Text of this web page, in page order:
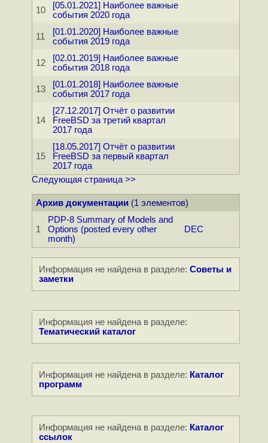
10
[05.01.2021] Наиболее важные
события 2020 года
11
[01.01.2020] Наиболее важные
события 2019 года
12
[02.01.2019] Наиболее важные
события 2018 года
13
[01.01.2018] Наиболее важные
события 2017 года
14
[27.12.2017] Отчёт о развитии
FreeBSD за третий квартал
2017 года
15
[18.05.2017] Отчёт о развитии
FreeBSD за первый квартал
2017 года
Следующая страница >>
Архив документации(1 элементов)
1
PDP-8 Summary of Models and
Options (posted every other
month)
DEC
Информация не найдена в разделе: Советы и
заметки
Информация не найдена в разделе:
Тематический каталог
Информация не найдена в разделе: Каталог
программ
Информация не найдена в разделе: Каталог
ссылок